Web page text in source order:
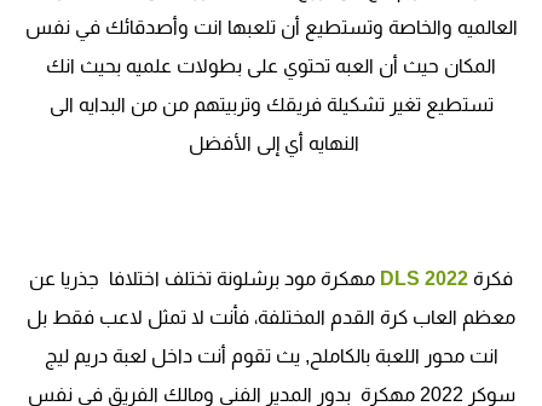
العالميه والخاصة وتستطيع أن تلعبها انت وأصدقائك في نفس
المكان حيث أن العبه تحتوي على بطولات علميه بحيث انك
تستطيع تغير تشكيلة فريقك وتربيتهم من من البدايه الى
النهايه أي إلى الأفضل
فكرة DLS 2022 مهكرة مود برشلونة تختلف اختلافا جذريا عن
معظم العاب كرة القدم المختلفة، فأنت لا تمثل لاعب فقط بل
انت محور اللعبة بالكاملح, يث تقوم أنت داخل لعبة دريم ليج
سوكر 2022 مهكرة بدور المدير الفني ومالك الفريق في نفس